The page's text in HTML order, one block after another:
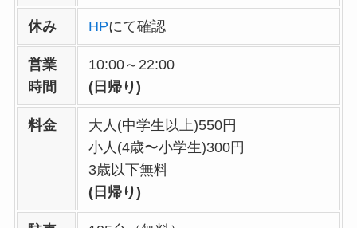
休み HPにて確認
営業
時間
10:00～22:00
(日帰り)
料金
大人(中学生以上)550円
小人(4歳〜小学生)300円
3歳以下無料
(日帰り)